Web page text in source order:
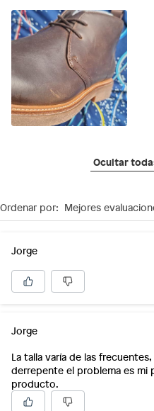
Ocultar
Ordenar por: Mejores
Jorge
Jorge
La talla varía de las
derrepente el problema es mi
producto.